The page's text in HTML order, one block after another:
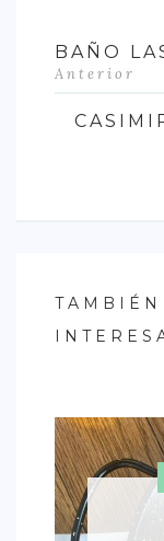
BAÑO
Anterior